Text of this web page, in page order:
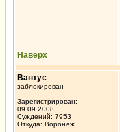
Наверх
Вантус
заблокирован
Зарегистрирован:
09.09.2008
Суждений: 7953
Откуда: Воронеж